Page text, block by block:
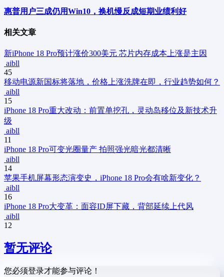
惠普用户三成仍用Win10，换机慢反成短期业绩利好
相关文章
新iPhone 18 Pro预计涨价300美元 芯片内存成本上涨是主因
aibll
45
移动电源新国标将落地，价格上涨洗牌在即，行业趋势如何？
aibll
15
iPhone 18 Pro重大改动：前置单挖孔，灵动岛移位及新技术升
级
aibll
11
iPhone 18 Pro可变光圈量产 拍照强光暗光都清晰
aibll
14
苹果手机屏幕形态演变史，iPhone 18 Pro会有啥新变化？
aibll
16
iPhone 18 Pro大变革：面容ID屏下藏，背部延续上代风
aibll
12
暂无评论
您必须登录才能参与评论！